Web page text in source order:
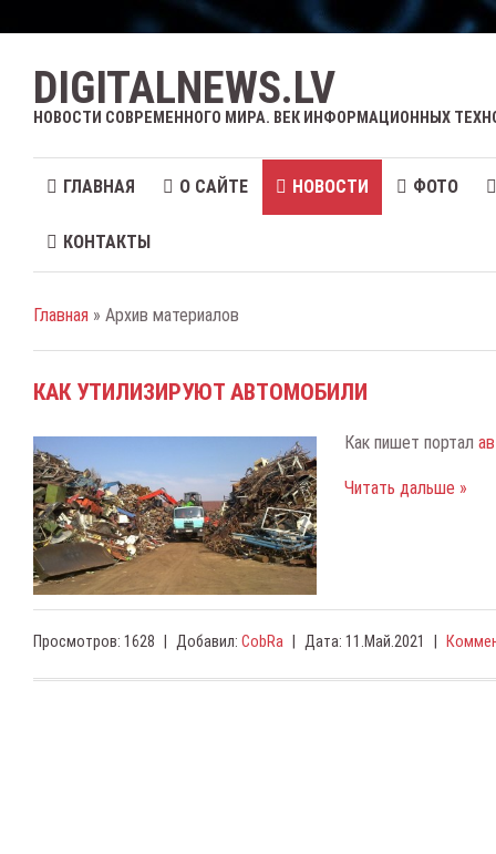
DIGITALNEWS.LV
НОВОСТИ СОВРЕМЕННОГО МИРА. ВЕК ИНФОРМАЦИОННЫХ
ГЛАВНАЯ О САЙТЕ НОВОСТИ ФОТО
КОНТАКТЫ
Главная » Архив материалов
КАК УТИЛИЗИРУЮТ АВТОМОБИЛИ
Как пишет портал
Читать дальше »
Просмотров: 1628 Добавил: CobRa Дата: 11.Май.2021